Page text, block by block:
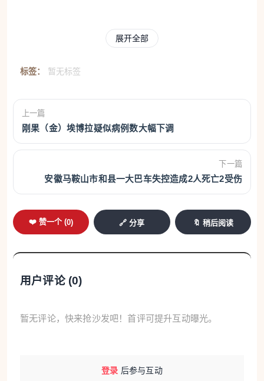
记忆力和反应速度。考生应保证每天摄入适量的优质
脑活力。
Omega-3脂肪酸（如DHA）对大脑功能至关重
要，能提高认知能力和记忆力。考生可适当吃富含健
康脂肪的食物，包括深海鱼（如三文鱼、鳕鱼），坚
果（如核桃、杏仁），亚麻籽油等，助力脑细胞发
育。
4.维生素和矿物质
力，提高专注力。考生可从全谷物、瘦肉、绿叶蔬菜
钙、镁、锌有助于稳定情绪，改善睡眠质量。考
展开全部
标签： 暂无标签
上一篇
刚果（金）埃博拉疑似病例数大幅下调
下一篇
安徽马鞍山市和县一大巴车失控造成2人死亡2受伤
❤️ 赞一个 (0) 🔗 分享 🔖 稍后阅读
用户评论 (0)
暂无评论，快来抢沙发吧！首评可提升互动曝光。
登录 后参与互动